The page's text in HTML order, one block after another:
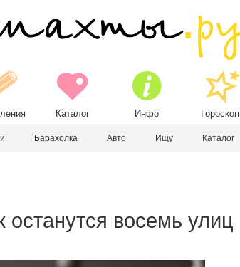
Каталог Инфо Гороскоп
Барахолка Авто Ищу Каталог
останутся восемь улиц